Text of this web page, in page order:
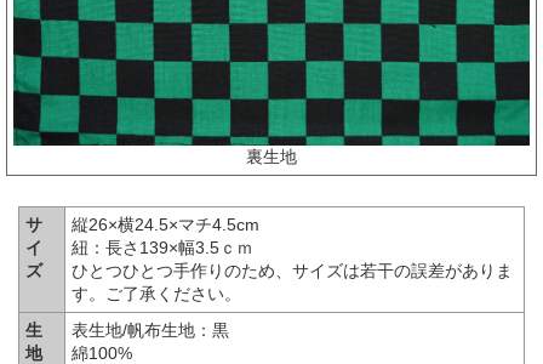
裏生地
サ
イ
ズ
縦26×横24.5×マチ4.5cm
紐：長さ139×幅3.5ｃｍ
ひとつひとつ手作りのため、サイズは若干の誤差がありま
す。ご了承ください。
生
地
表生地/帆布生地：黒
綿100%